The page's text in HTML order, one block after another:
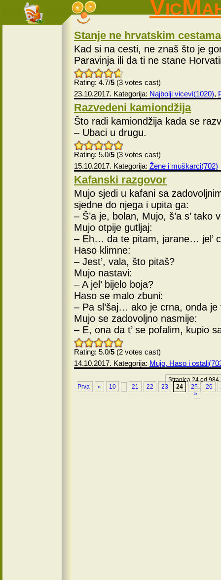
Stanje ne hrvatskim cestama
Kad si na cesti, ne znaš što je
Paravinja ili da ti ne stane
Rating: 4.7/5 (3 votes cast)
23.10.2017. Kategorija: Najbolji vicevi(1020),
Razvedeni kamiondžija
Što radi kamiondžija kada se
– Ubaci u drugu.
Rating: 5.0/5 (3 votes cast)
15.10.2017. Kategorija: Žene i muškarci(702)
Kafanski razgovor
Mujo sjedi u kafani sa
sjedne do njega i upita ga:
– Š’a je, bolan, Mujo, š’a s’ tako
Mujo otpije gutljaj:
– Eh… da te pitam, jarane… jel’
Haso klimne:
– Jest’, vala, što pitaš?
Mujo nastavi:
– A jel’ bijelo boja?
Haso se malo zbuni:
– Pa sl’šaj… ako je crna, onda
Mujo se zadovoljno nasmije:
– E, ona da t’ se pofalim, kupio
Rating: 5.0/5 (2 votes cast)
14.10.2017. Kategorija: Mujo, Haso i
Stranica 24 od 984
Prva
« 10 21 22 23 24 25 26
»